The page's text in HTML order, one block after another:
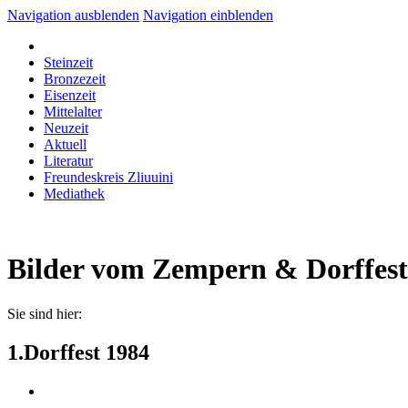
Navigation ausblenden Navigation einblenden
Steinzeit
Bronzezeit
Eisenzeit
Mittelalter
Neuzeit
Aktuell
Literatur
Freundeskreis Zliuuini
Mediathek
Bilder vom Zempern &
Sie sind hier:
1.Dorffest 1984